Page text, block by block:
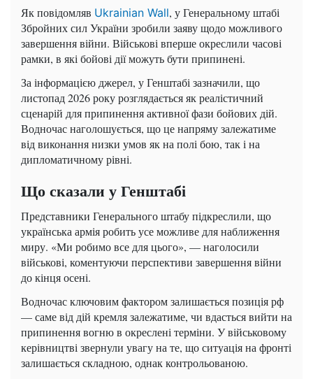
Як повідомляв Ukrainian Wall, у Генеральному штабі
Збройних сил України зробили заяву щодо можливого
завершення війни. Військові вперше окреслили часові
рамки, в які бойові дії можуть бути припинені.
За інформацією джерел, у Генштабі зазначили, що
листопад 2026 року розглядається як реалістичний
сценарій для припинення активної фази бойових дій.
Водночас наголошується, що це напряму залежатиме
від виконання низки умов як на полі бою, так і на
дипломатичному рівні.
Що сказали у Генштабі
Представники Генерального штабу підкреслили, що
українська армія робить усе можливе для наближення
миру. «Ми робимо все для цього», — наголосили
військові, коментуючи перспективи завершення війни
до кінця осені.
Водночас ключовим фактором залишається позиція рф
— саме від дій кремля залежатиме, чи вдасться вийти на
припинення вогню в окреслені терміни. У військовому
керівництві звернули увагу на те, що ситуація на фронті
залишається складною, однак контрольованою.